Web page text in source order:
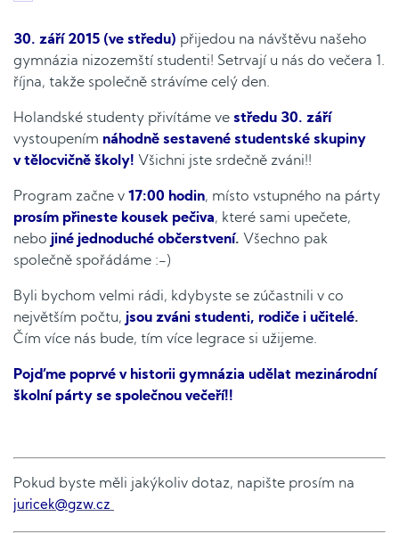
30. září 2015 (ve středu) přijedou na návštěvu našeho
gymnázia nizozemští studenti! Setrvají u nás do večera 1.
října, takže společně strávíme celý den.
Holandské studenty přivítáme ve středu 30. září
vystoupením náhodně sestavené studentské skupiny
v tělocvičně školy! Všichni jste srdečně zváni!!
Program začne v 17:00 hodin, místo vstupného na párty
prosím přineste kousek pečiva, které sami upečete,
nebo jiné jednoduché občerstvení. Všechno pak
společně spořádáme :-)
Byli bychom velmi rádi, kdybyste se zúčastnili v co
největším počtu, jsou zváni studenti, rodiče i učitelé.
Čím více nás bude, tím více legrace si užijeme.
Pojďme poprvé v historii gymnázia udělat mezinárodní
školní párty se společnou večeří!!
Pokud byste měli jakýkoliv dotaz, napište prosím na
juricek@gzw.cz